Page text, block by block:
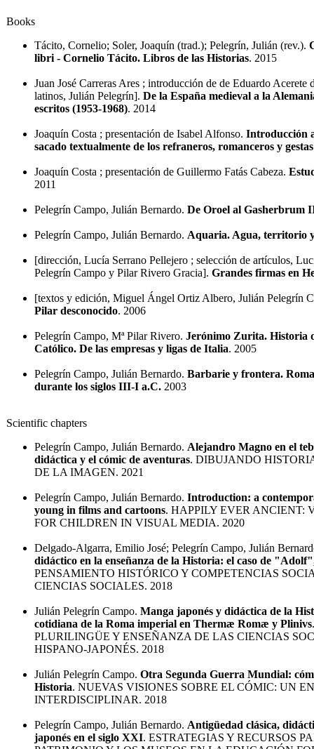
Books
Tácito, Cornelio; Soler, Joaquín (trad.); Pelegrín, Julián (rev.).
libri - Cornelio Tácito. Libros de las Historias. 2015
Juan José Carreras Ares ; introducción de de Eduardo Acerete
latinos, Julián Pelegrín]. De la España medieval a la
escritos (1953-1968). 2014
Joaquín Costa ; presentación de Isabel Alfonso. Introducción
sacado textualmente de los refraneros, romanceros y
Joaquín Costa ; presentación de Guillermo Fatás Cabeza.
2011
Pelegrín Campo, Julián Bernardo. De Oroel al Gasherbrum
Pelegrín Campo, Julián Bernardo. Aquaria. Agua, territorio
[dirección, Lucía Serrano Pellejero ; selección de artículos,
Pelegrín Campo y Pilar Rivero Gracia]. Grandes firmas en
[textos y edición, Miguel Ángel Ortiz Albero, Julián Pelegrín
Pilar desconocido. 2006
Pelegrín Campo, Mª Pilar Rivero. Jerónimo Zurita. Historia
Católico. De las empresas y ligas de Italia. 2005
Pelegrín Campo, Julián Bernardo. Barbarie y frontera.
durante los siglos III-I a.C. 2003
Scientific chapters
Pelegrín Campo, Julián Bernardo. Alejandro Magno en el
didáctica y el cómic de aventuras. DIBUJANDO
DE LA IMAGEN. 2021
Pelegrín Campo, Julián Bernardo. Introduction: a
young in films and cartoons. HAPPILY EVER ANCIENT:
FOR CHILDREN IN VISUAL MEDIA. 2020
Delgado-Algarra, Emilio José; Pelegrín Campo, Julián
didáctico en la enseñanza de la Historia: el caso de
PENSAMIENTO HISTÓRICO Y COMPETENCIAS
CIENCIAS SOCIALES. 2018
Julián Pelegrín Campo. Manga japonés y didáctica de la
cotidiana de la Roma imperial en Thermæ Romæ y Plinivs
PLURILINGÜE Y ENSEÑANZA DE LAS CIENCIAS
HISPANO-JAPONÉS. 2018
Julián Pelegrín Campo. Otra Segunda Guerra Mundial:
Historia. NUEVAS VISIONES SOBRE EL CÓMIC: UN
INTERDISCIPLINAR. 2018
Pelegrín Campo, Julián Bernardo. Antigüedad clásica,
japonés en el siglo XXI. ESTRATEGIAS Y RECURSOS